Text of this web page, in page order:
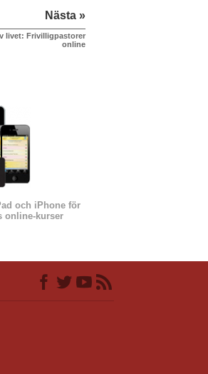
Nästa »
livet: Frivilligpastorer
online
och iPhone för
online-kurser